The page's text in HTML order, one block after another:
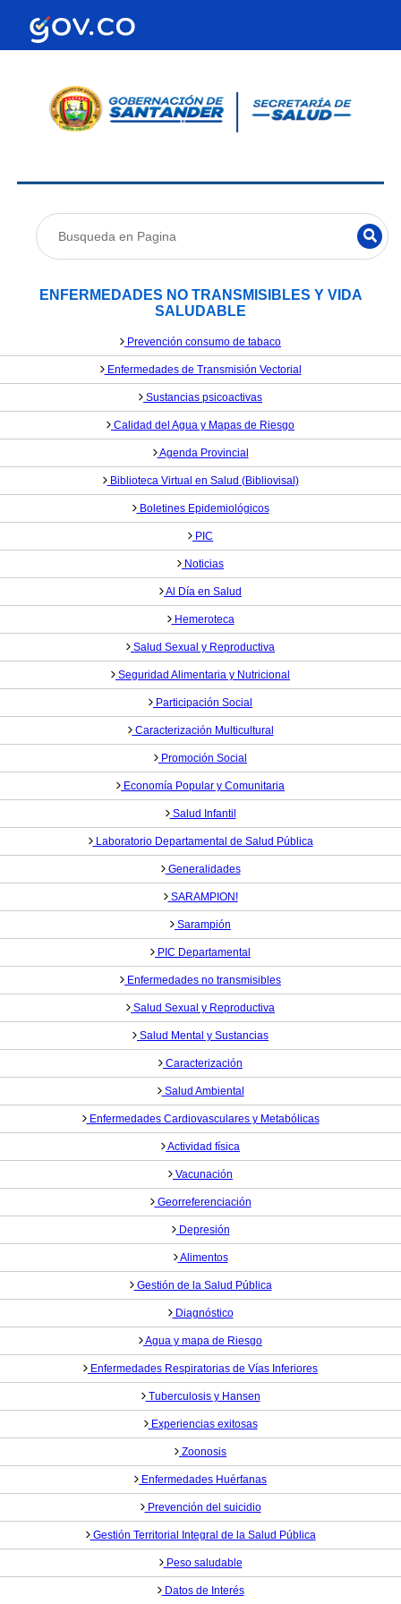
ENFERMEDADES NO TRANSMISIBLES Y VIDA
SALUDABLE
Prevención consumo de tabaco
Enfermedades de Transmisión Vectorial
Sustancias psicoactivas
Calidad del Agua y Mapas de Riesgo
Agenda Provincial
Biblioteca Virtual en Salud (Bibliovisal)
Boletines Epidemiológicos
PIC
Noticias
Al Día en Salud
Hemeroteca
Salud Sexual y Reproductiva
Seguridad Alimentaria y Nutricional
Participación Social
Caracterización Multicultural
Promoción Social
Economía Popular y Comunitaria
Salud Infantil
Laboratorio Departamental de Salud Pública
Generalidades
SARAMPION!
Sarampión
PIC Departamental
Enfermedades no transmisibles
Salud Sexual y Reproductiva
Salud Mental y Sustancias
Caracterización
Salud Ambiental
Enfermedades Cardiovasculares y Metabólicas
Actividad física
Vacunación
Georreferenciación
Depresión
Alimentos
Gestión de la Salud Pública
Diagnóstico
Agua y mapa de Riesgo
Enfermedades Respiratorias de Vías Inferiores
Tuberculosis y Hansen
Experiencias exitosas
Zoonosis
Enfermedades Huérfanas
Prevención del suicidio
Gestión Territorial Integral de la Salud Pública
Peso saludable
Datos de Interés